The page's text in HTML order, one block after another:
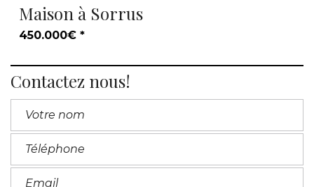
Maison à Sorrus
450.000€ *
Contactez nous!